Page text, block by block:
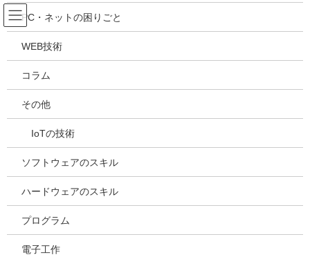
コ
ン
テ
ツ
ス
ッ
ナ
ビ
ゲ
シ
ン
移
吉川万能ＩＴ研究所
メディア
HOME
2024年3月26日
20240326124901
PC・ネットの困りごと
WEB技術
コラム
その他
IoTの技術
ソフトウェアのスキル
ハードウェアのスキル
プログラム
電子工作